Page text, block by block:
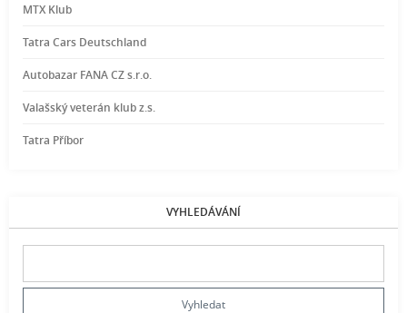
MTX Klub
Tatra Cars Deutschland
Autobazar FANA CZ s.r.o.
Valašský veterán klub z.s.
Tatra Příbor
VYHLEDÁVÁNÍ